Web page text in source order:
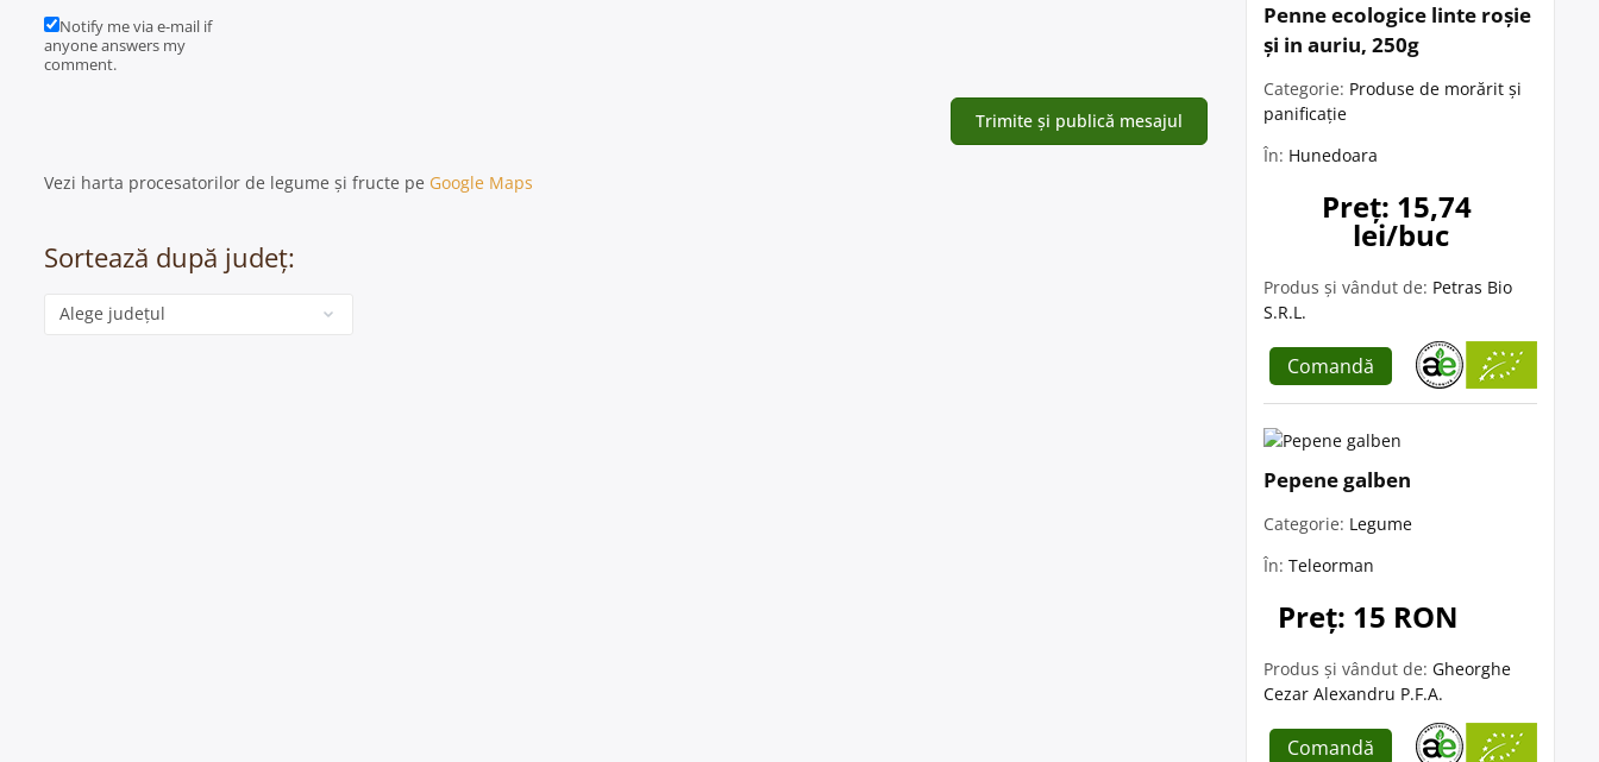
Notify me via e-mail if
anyone answers my
comment.
Vezi harta procesatorilor de legume și fructe pe Google Maps
Sortează după județ:
Categorie
Penne ecologice linte roșie
și in auriu, 250g
Categorie: Produse de morărit și
panificație
În: Hunedoara
Preț: 15,74
lei/buc
Produs și vândut de: Petras Bio
S.R.L.
Comandă
Pepene galben
Categorie: Legume
În: Teleorman
Preț: 15 RON
Produs și vândut de: Gheorghe
Cezar Alexandru P.F.A.
Comandă